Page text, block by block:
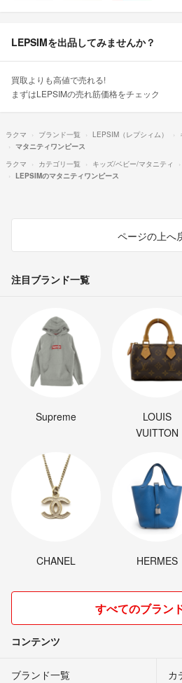
LEPSIMを出品してみませんか？
買取よりも高値で売れる!
まずはLEPSIMの売れ筋価格をチェック
ラクマ ブランド一覧 LEPSIM（レプシィム）
マタニティワンピース
ラクマ
カテゴリ一覧 キッズ/ベビー/マタニティ
LEPSIMのマタニティワンピース
ページの上へ
注目ブランド一覧
Supreme
LOUIS
VUITTON
CHANEL HERMES
すべてのブラン
コンテンツ
ブランド一覧 カ